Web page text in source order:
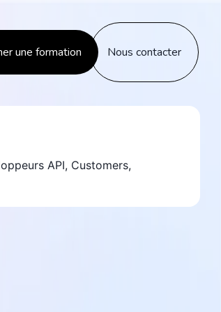
Découvrir
une formation Nous contacter
API, Customers,